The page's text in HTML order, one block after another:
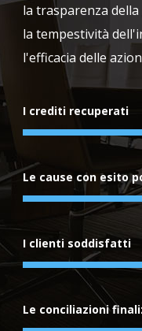
la trasparenza
la tempestività
l'efficacia delle
I crediti recuperati
Le cause con esito
I clienti soddisfatti
Le conciliazioni